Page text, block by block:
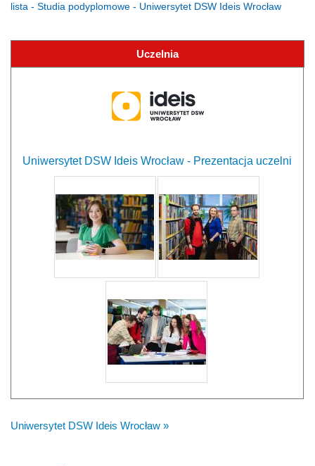
lista - Studia podyplomowe - Uniwersytet DSW Ideis Wrocław
Uczelnia
Uniwersytet DSW Ideis Wrocław - Prezentacja uczelni
Uniwersytet DSW Ideis Wrocław »